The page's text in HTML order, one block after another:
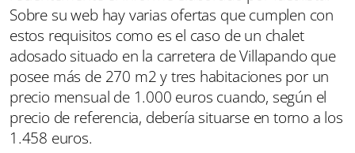
Sobre su web hay varias ofertas que cumplen con
estos requisitos como es el caso de un chalet
adosado situado en la carretera de Villapando que
posee más de 270 m2 y tres habitaciones por un
precio mensual de 1.000 euros cuando, según el
precio de referencia, debería situarse en torno a los
1.458 euros.